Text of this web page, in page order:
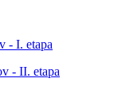
- I. etapa
- II. etapa